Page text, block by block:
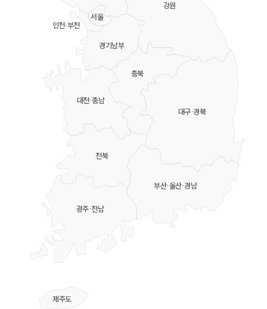
강원
충북
대전·충남
대구·경북
부산·울산·경남
전북
광주·전남
제주도
경기남부
서울
인천·부천